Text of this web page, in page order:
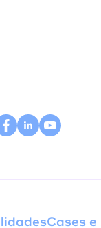
Cases